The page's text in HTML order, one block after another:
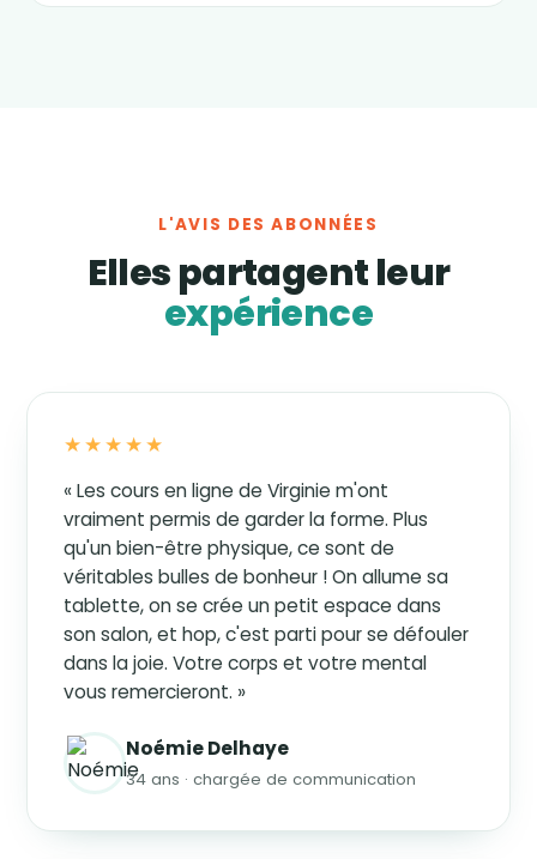
L'AVIS DES ABONNÉES
Elles partagent leur
expérience
★★★★★
« Les cours en ligne de Virginie m'ont
vraiment permis de garder la forme. Plus
qu'un bien-être physique, ce sont de
véritables bulles de bonheur ! On allume sa
tablette, on se crée un petit espace dans
son salon, et hop, c'est parti pour se défouler
dans la joie. Votre corps et votre mental
vous remercieront. »
Noémie Delhaye
34 ans · chargée de communication